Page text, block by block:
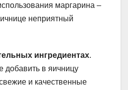
маргарина –
неприятный
ингредиентах.
добавить в яичницу
и качественные